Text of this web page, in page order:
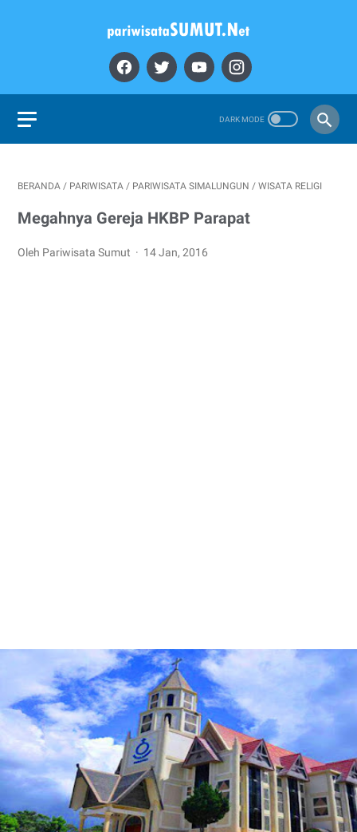
BERANDA / PARIWISATA / PARIWISATA SIMALUNGUN / WISATA RELIGI
Megahnya Gereja HKBP Parapat
Oleh Pariwisata Sumut 14 Jan, 2016